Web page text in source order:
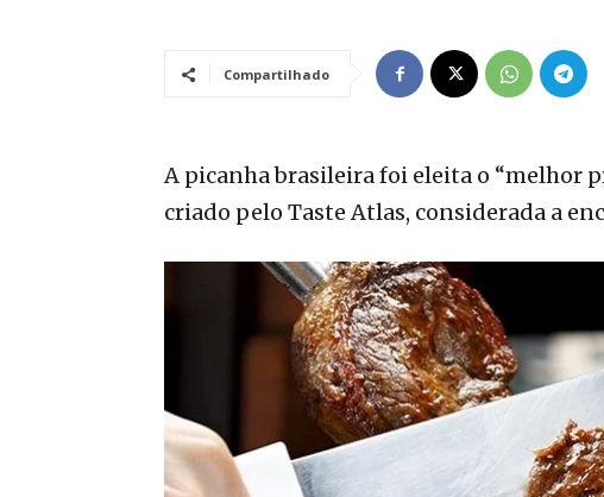
Compartilhado
A picanha brasileira foi eleita o “melhor
criado pelo Taste Atlas, considerada a